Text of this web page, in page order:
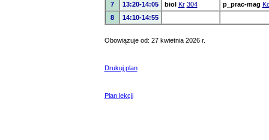
7
13:20-14:05 biol Kr 304 p_prac-mag
8
14:10-14:55
Obowiązuje od: 27 kwietnia 2026 r.
Drukuj plan
Plan lekcji